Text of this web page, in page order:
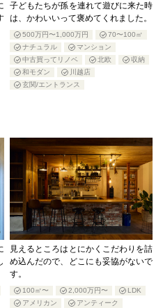
子どもたちが孫を連れて遊びに来た時
は、かわいいって褒めてくれました。
500万円〜1,000万円
70〜100㎡
ナチュラル
マンション
中古買ってリノベ
北欧
収納
和モダン
川越店
玄関/エントランス
見えるところはとにかくこだわりを詰
め込んだので、どこにも妥協がないで
す。
100㎡〜 2,000万円〜
LDK
アメリカン
アンティーク